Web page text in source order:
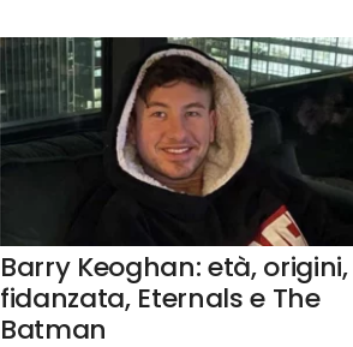
Barry Keoghan: età, origini,
fidanzata, Eternals e The
Batman